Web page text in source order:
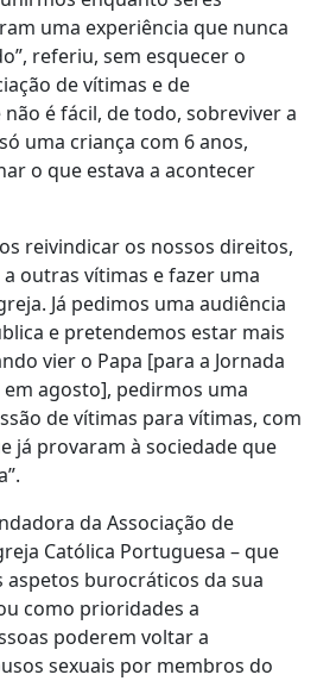
uma experiência que nunca
referiu, sem esquecer o
de vítimas e de
é fácil, de todo, sobreviver a
uma criança com 6 anos,
o que estava a acontecer
reivindicar os nossos direitos,
outras vítimas e fazer uma
Já pedimos uma audiência
e pretendemos estar mais
vier o Papa [para a Jornada
agosto], pedirmos uma
de vítimas para vítimas, com
já provaram à sociedade que
da Associação de
Católica Portuguesa – que
aspetos burocráticos da sua
como prioridades a
poderem voltar a
sexuais por membros do